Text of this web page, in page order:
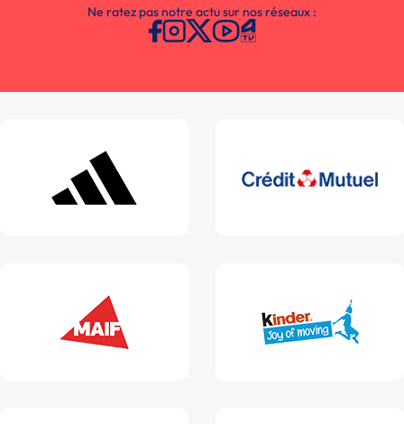
Ne ratez pas notre actu sur nos réseaux :